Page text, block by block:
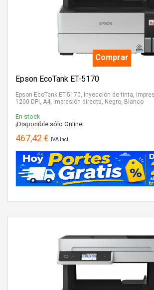
Comprar
Epson EcoTank ET-5170
Epson EcoTank ET-5170, Inyección de tinta,
1200 DPI, A4, Impresión directa, Negro, Blanco
En stock
¡Disponible sólo Online!
467,42 € IVA Incl.